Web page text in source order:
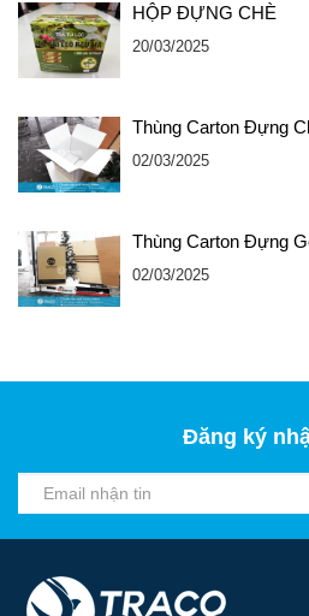
HỘP ĐỰNG CHÈ
20/03/2025
Thùng Carton Đựng
02/03/2025
Thùng Carton Đựng
02/03/2025
Đăng ký